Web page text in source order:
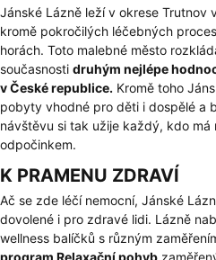
Jánské Lázně leží v okrese Trutnov
kromě pokročilých léčebných
horách. Toto malebné město
současnosti druhým nejlépe
v České republice. Kromě toho
pobyty vhodné pro děti i dospělé a
návštěvu si tak užije každý, kdo má
odpočinkem.
K PRAMENU ZDRAVÍ
Ač se zde léčí nemocní, Jánské
dovolené i pro zdravé lidi. Lázně
wellness balíčků s různým
program Relaxační pohyb